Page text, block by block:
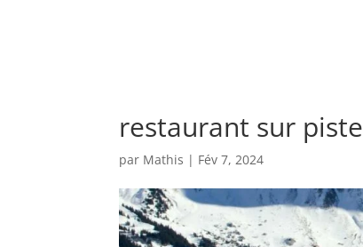
restaurant sur piste
par Mathis | Fév 7, 2024